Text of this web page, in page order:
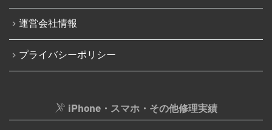
Nintendo Switch基板破損修理（軽度）
Nintendo Switch Joy-Con レール修理
iPodバッテリー交換
パソコン修理実績
iPhone 15 Plus
iPhone 15 Pro
iPhone 15 Pro Max
iPhone 16 Plus
運営会社情報
プライバシーポリシー
iPhone・スマホ・その他修理実績